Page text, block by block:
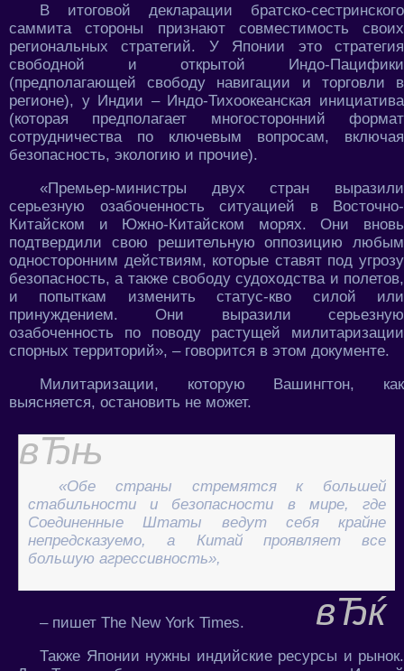
В итоговой декларации братско-сестринского
саммита стороны признают совместимость своих
региональных стратегий. У Японии это стратегия
свободной и открытой Индо-Пацифики
(предполагающей свободу навигации и торговли в
регионе), у Индии – Индо-Тихоокеанская инициатива
(которая предполагает многосторонний формат
сотрудничества по ключевым вопросам, включая
безопасность, экологию и прочие).
«Премьер-министры двух стран выразили
серьезную озабоченность ситуацией в Восточно-
Китайском и Южно-Китайском морях. Они вновь
подтвердили свою решительную оппозицию любым
односторонним действиям, которые ставят под угрозу
безопасность, а также свободу судоходства и полетов,
и попыткам изменить статус-кво силой или
принуждением. Они выразили серьезную
озабоченность по поводу растущей милитаризации
спорных территорий», – говорится в этом документе.
Милитаризации, которую Вашингтон, как
выясняется, остановить не может.
«Обе страны стремятся к большей
стабильности и безопасности в мире, где
Соединенные Штаты ведут себя крайне
непредсказуемо, а Китай проявляет все
большую агрессивность»,
– пишет The New York Times.
Также Японии нужны индийские ресурсы и рынок.